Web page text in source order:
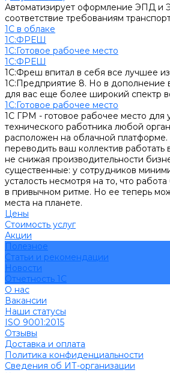
Автоматизирует оформление ЭПД и
соответствие требованиям
1С в облаке
1С:ФРЕШ
1C:Готовое рабочее место
1С:ФРЕШ
1С:Фреш впитал в себя все лучшее
1С:Предприятие 8. Но в дополнение
для вас еще более широкий спектр
1C:Готовое рабочее место
1С ГРМ - готовое рабочее место для
технического работника любой
расположен на облачной
переводить ваш коллектив
не снижая производительности
существенные: у сотрудников
усталость несмотря на то, что
в привычном ритме. Но ее теперь
места на планете.
Цены
Стоимость услуг
Акции
Полезное
Cтатьи и рекомендации
Новости
Отчетность 1С
О нас
Вакансии
Наши статусы
ISO 9001:2015
Отзывы
Доставка и оплата
Политика конфиденциальности
Сведения об ИТ-организации